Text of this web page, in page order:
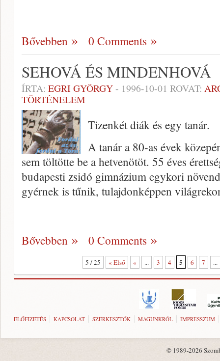
Bővebben 0 Comments
SEHOVÁ ÉS MINDENHOVÁ
ÍRTA: EGRI GYÖRGY- 1996-10-01 ROVAT:
TÖRTÉNELEM
Tizenkét diák és egy tanár.
A tanár a 80-as évek
sem töltötte be a hetvenötöt. 55 éves
budapes­ti zsidó gimnázium egykori
gyérnek is tűnik, tulajdonképpen
Bővebben 0 Comments
5 / 25 « Első « ... 3 4 5 6 7 ...
ELŐFIZETÉS KAPCSOLAT SZERKESZTŐK MAGUNKRÓL IMPRESSZUM
© 1989-2026